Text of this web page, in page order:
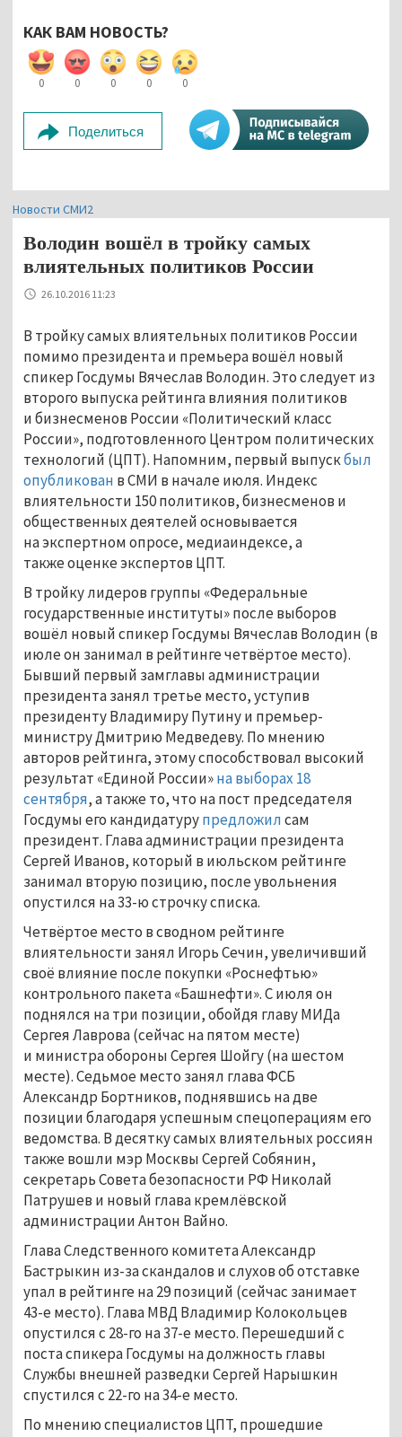
КАК ВАМ НОВОСТЬ?
0 0 0 0 0
Поделиться
Новости СМИ2
Володин вошёл в тройку самых
влиятельных политиков России
26.10.2016 11:23
В тройку самых влиятельных политиков России
помимо президента и премьера вошёл новый
спикер Госдумы Вячеслав Володин. Это следует из
второго выпуска рейтинга влияния политиков
и бизнесменов России «Политический класс
России», подготовленного Центром политических
технологий (ЦПТ). Напомним, первый выпускбыл
опубликован в СМИ в начале июля. Индекс
влиятельности 150 политиков, бизнесменов и
общественных деятелей основывается
на экспертном опросе, медиаиндексе, а
также оценке экспертов ЦПТ.
В тройку лидеров группы «Федеральные
государственные институты» после выборов
вошёл новый спикер Госдумы Вячеслав Володин (в
июле он занимал в рейтинге четвёртое место).
Бывший первый замглавы администрации
президента занял третье место, уступив
президенту Владимиру Путину и премьер-
министру Дмитрию Медведеву. По мнению
авторов рейтинга, этому способствовал высокий
результат «Единой России»на выборах 18
сентября, а также то, что на пост председателя
Госдумы его кандидатурупредложилсам
президент. Глава администрации президента
Сергей Иванов, который в июльском рейтинге
занимал вторую позицию, после увольнения
опустился на 33-ю строчку списка.
Четвёртое место в сводном рейтинге
влиятельности занял Игорь Сечин, увеличивший
своё влияние после покупки «Роснефтью»
контрольного пакета «Башнефти». С июля он
поднялся на три позиции, обойдя главу МИДа
Сергея Лаврова (сейчас на пятом месте)
и министра обороны Сергея Шойгу (на шестом
месте). Седьмое место занял глава ФСБ
Александр Бортников, поднявшись на две
позиции благодаря успешным спецоперациям его
ведомства. В десятку самых влиятельных россиян
также вошли мэр Москвы Сергей Собянин,
секретарь Совета безопасности РФ Николай
Патрушев и новый глава кремлёвской
администрации Антон Вайно.
Глава Следственного комитета Александр
Бастрыкин из-за скандалов и слухов об отставке
упал в рейтинге на 29 позиций (сейчас занимает
43-е место). Глава МВД Владимир Колокольцев
опустился с 28-го на 37-е место. Перешедший с
поста спикера Госдумы на должность главы
Службы внешней разведки Сергей Нарышкин
спустился с 22-го на 34-е место.
По мнению специалистов ЦПТ, прошедшие